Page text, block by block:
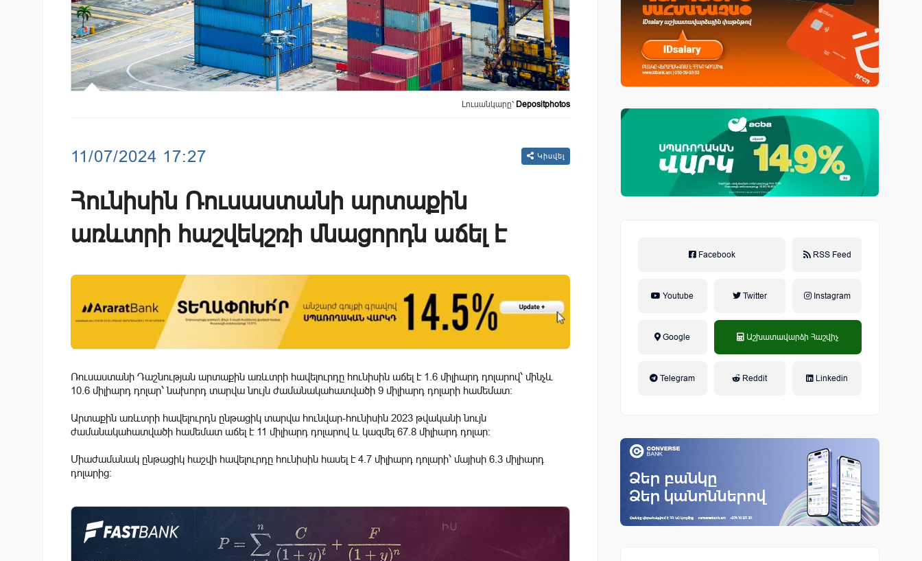
Լուսանկարը՝ Depositphotos
11/07/2024 17:27 Կիսվել
Հունիսին Ռուսաստանի արտաքին
առևտրի հաշվեկշռի մնացորդն աճել է
Ռուսաստանի Դաշնության արտաքին առևտրի հավելուրդը հունիսին աճել է 1.6 միլիարդ դոլարով՝ մինչև
10.6 միլիարդ դոլար՝ նախորդ տարվա նույն ժամանակահատվածի 9 միլիարդ դոլարի համեմատ:
Արտաքին առևտրի հավելուրդն ընթացիկ տարվա հունվար-հունիսին 2023 թվականի նույն
ժամանակահատվածի համեմատ աճել է 11 միլիարդ դոլարով և կազմել 67.8 միլիարդ դոլար։
Միաժամանակ ընթացիկ հաշվի հավելուրդը հունիսին հասել է 4.7 միլիարդ դոլարի՝ մայիսի 6.3 միլիարդ
դոլարից։
Facebook RSS Feed
Youtube Twitter Instagram
Google Աշխատավարձի Հաշվիչ
Telegram Reddit Linkedin